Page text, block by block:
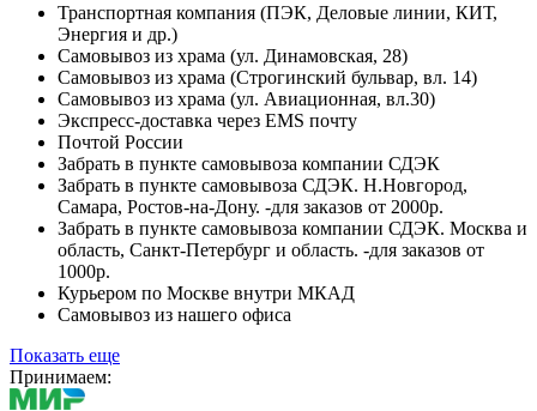
Транспортная компания (ПЭК, Деловые линии, КИТ,
Энергия и др.)
Самовывоз из храма (ул. Динамовская, 28)
Самовывоз из храма (Строгинский бульвар, вл. 14)
Самовывоз из храма (ул. Авиационная, вл.30)
Экспресс-доставка через EMS почту
Почтой России
Забрать в пункте самовывоза компании СДЭК
Забрать в пункте самовывоза СДЭК. Н.Новгород,
Самара, Ростов-на-Дону. -для заказов от 2000р.
Забрать в пункте самовывоза компании СДЭК. Москва и
область, Санкт-Петербург и область. -для заказов от
1000р.
Курьером по Москве внутри МКАД
Самовывоз из нашего офиса
Показать еще
Принимаем: